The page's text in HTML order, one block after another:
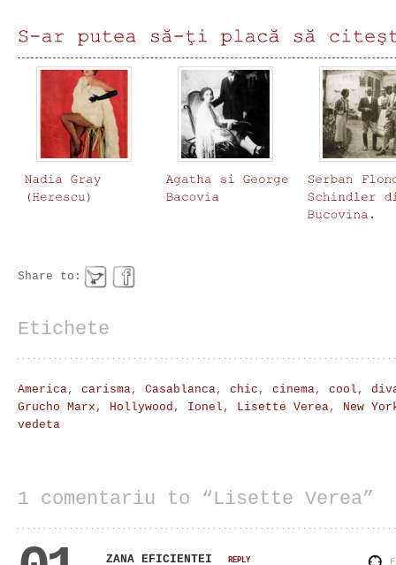
Share to:
Etichete
America, carisma, Casablanca, chic , cinema, cool ,
Grucho Marx , Hollywood , Ionel , Lisette Verea, New
vedeta
1 comentariu to “Lisette Verea”
ZANA EFICIENTEI REPLY